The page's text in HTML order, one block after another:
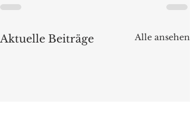
Aktuelle Beiträge Alle ansehen